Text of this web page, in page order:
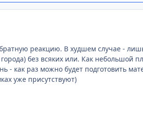
реакцию. В худшем случае -
без всяких или. Как небольшой
- как раз можно будет подготовить
уже присутствуют)